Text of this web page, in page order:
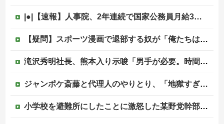
|●|【速報】人事院、2年連続で国家公務員月給3%増の「1万5056円」引き上げ勧告 2年で6%超え
【疑問】スポーツ漫画で退部する奴が「俺たちは楽しくやりたかったんだよ」って言い出す理由ｗｗｗｗｗ他
滝沢秀明社長、熊本入り示唆「男手が必要。時間を見つけて行きたい」
ジャンポケ斎藤と代理人のやりとり、「地獄すぎて完全にコントになってる……」と衝撃を受ける人が続出中
小学校を避難所にしたことに激怒した某野党幹部、僅か3文字で論破される偉業を達成してしまい……